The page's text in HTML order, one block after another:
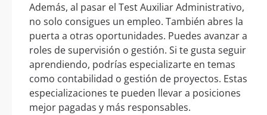
Además, al pasar el Test Auxiliar Administrativo,
no solo consigues un empleo. También abres la
puerta a otras oportunidades. Puedes avanzar a
roles de supervisión o gestión. Si te gusta seguir
aprendiendo, podrías especializarte en temas
como contabilidad o gestión de proyectos. Estas
especializaciones te pueden llevar a posiciones
mejor pagadas y más responsables.